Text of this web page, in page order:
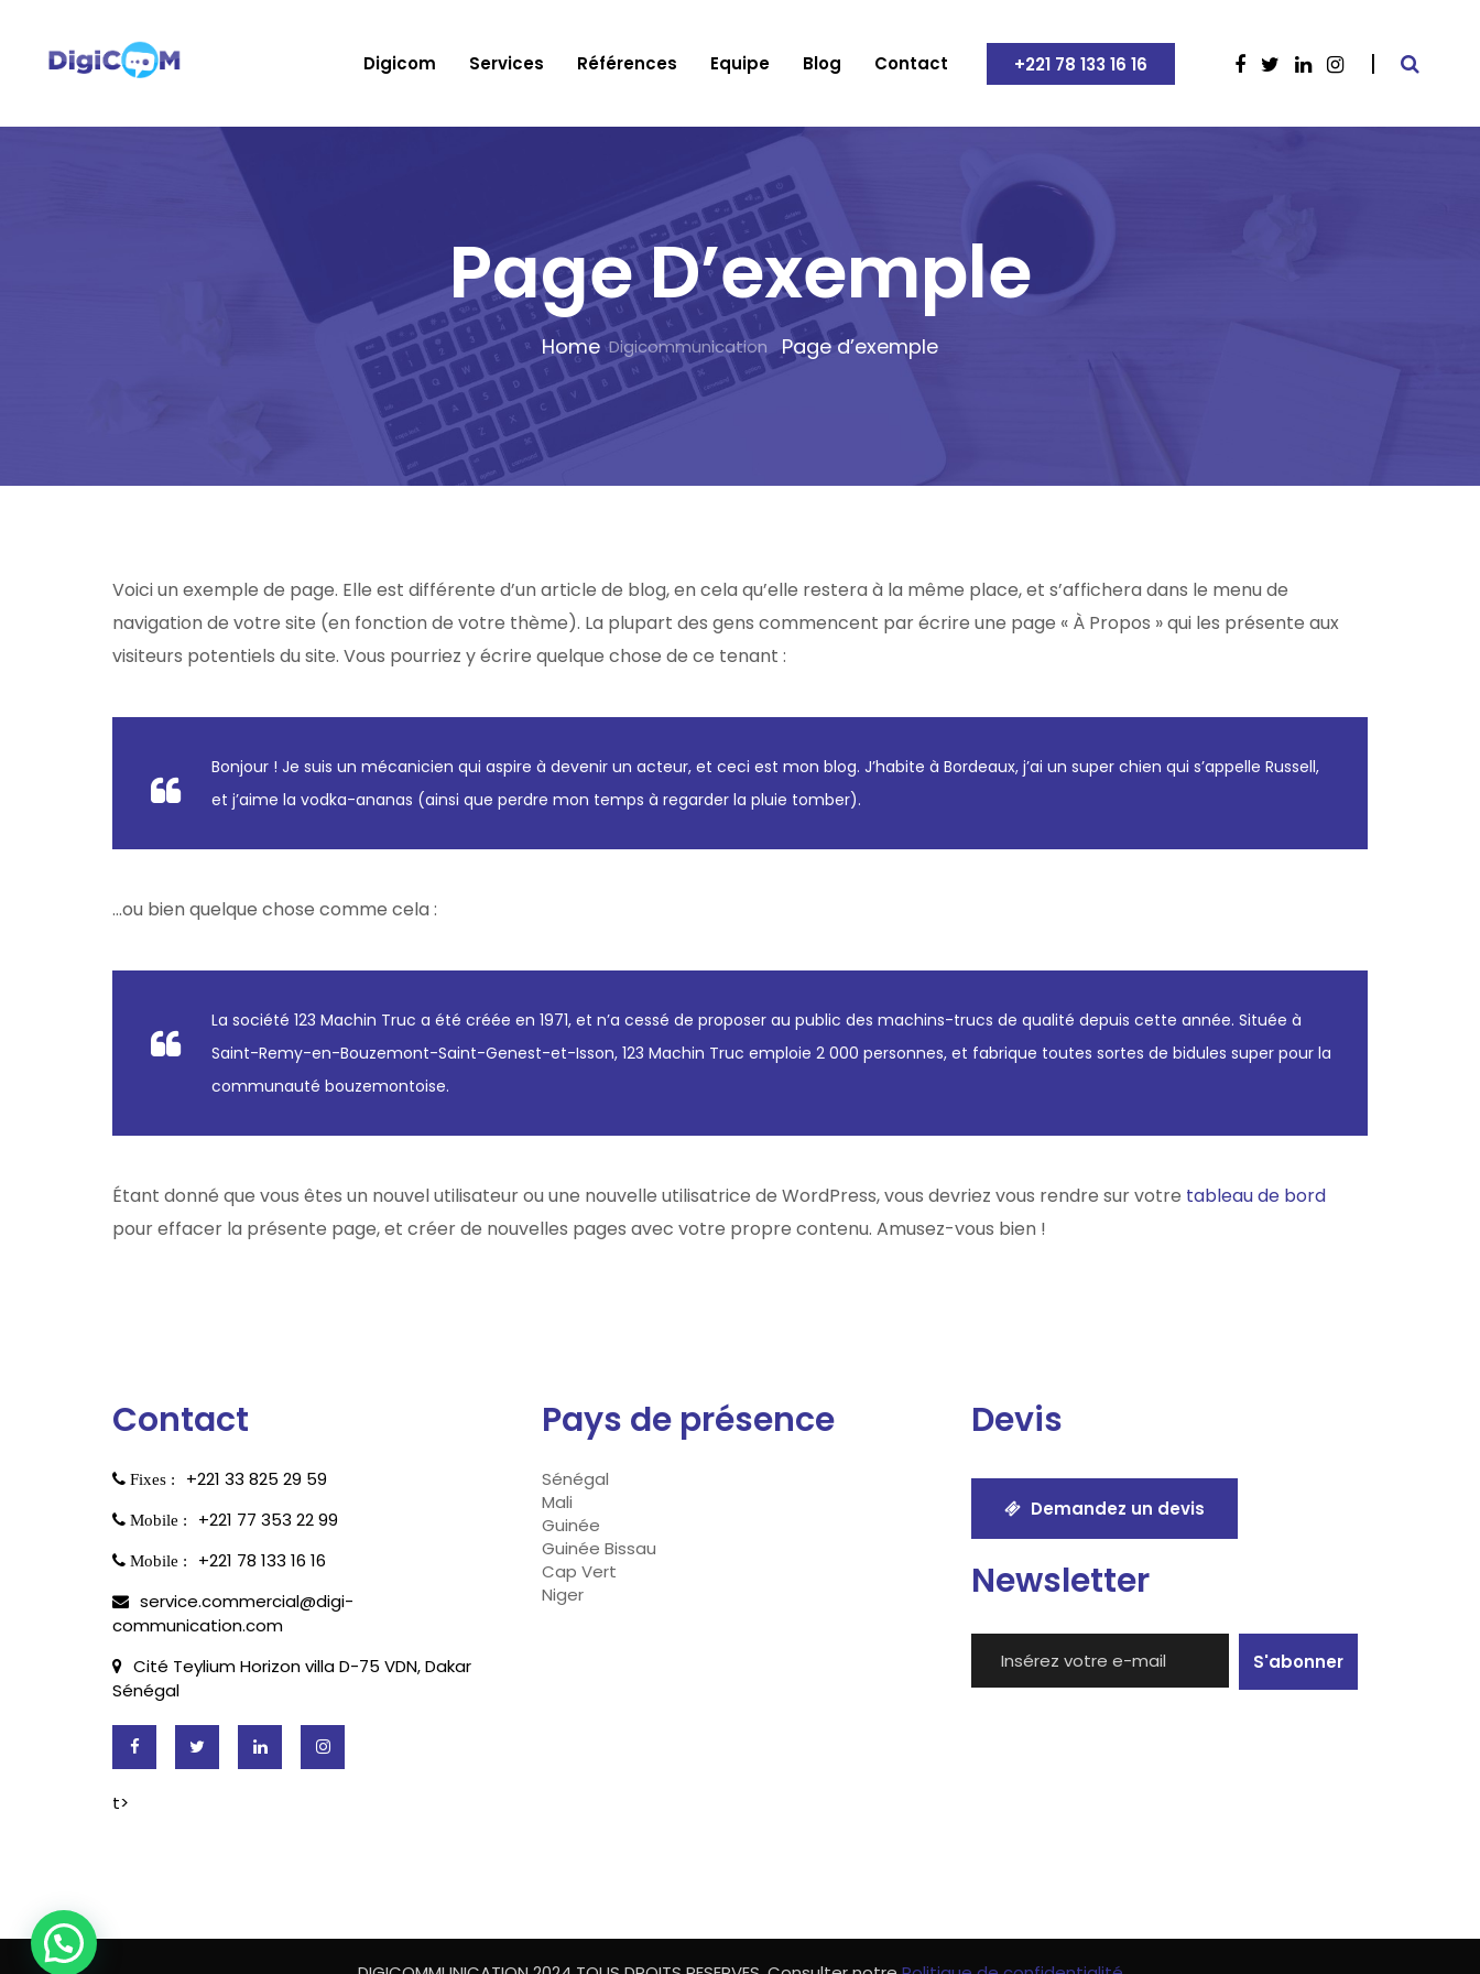
Digicom Services Références Equipe Blog Contact +221 78 133 16 16
Page D’exemple
Home Page d’exemple
Voici un exemple de page. Elle est différente d’un article de blog, en cela qu’elle restera à la même place, et s’affichera dans le menu de
navigation de votre site (en fonction de votre thème). La plupart des gens commencent par écrire une page « À Propos » qui les présente aux
visiteurs potentiels du site. Vous pourriez y écrire quelque chose de ce tenant :
Bonjour ! Je suis un mécanicien qui aspire à devenir un acteur, et ceci est mon blog. J’habite à Bordeaux, j’ai un super chien qui s’appelle Russell,
et j’aime la vodka-ananas (ainsi que perdre mon temps à regarder la pluie tomber).
…ou bien quelque chose comme cela :
La société 123 Machin Truc a été créée en 1971, et n’a cessé de proposer au public des machins-trucs de qualité depuis cette année. Située à
Saint-Remy-en-Bouzemont-Saint-Genest-et-Isson, 123 Machin Truc emploie 2 000 personnes, et fabrique toutes sortes de bidules super pour la
communauté bouzemontoise.
Étant donné que vous êtes un nouvel utilisateur ou une nouvelle utilisatrice de WordPress, vous devriez vous rendre sur votre tableau de bord
pour effacer la présente page, et créer de nouvelles pages avec votre propre contenu. Amusez-vous bien !
Contact
Fixes : +221 33 825 29 59
Mobile : +221 77 353 22 99
Mobile :
+221 78 133 16 16
service.commercial@digi-
communication.com
Cité Teylium Horizon villa D-75 VDN, Dakar
Sénégal
t>
Pays de présence
Sénégal
Mali
Guinée
Guinée Bissau
Cap Vert
Niger
Devis
Demandez un devis
Newsletter
S'abonner